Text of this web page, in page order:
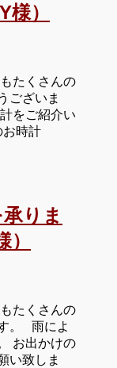
）
たくさんの
ございま
をご紹介い
お時計
りま
たくさんの
。 雨によ
お出かけの
い致しま